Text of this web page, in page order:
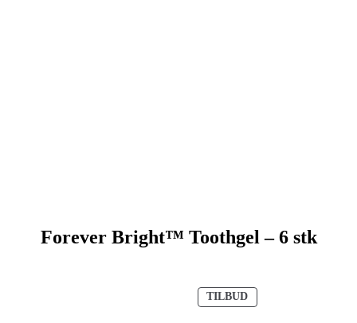
Forever Bright™ Toothgel – 6 stk
TILBUDV
A